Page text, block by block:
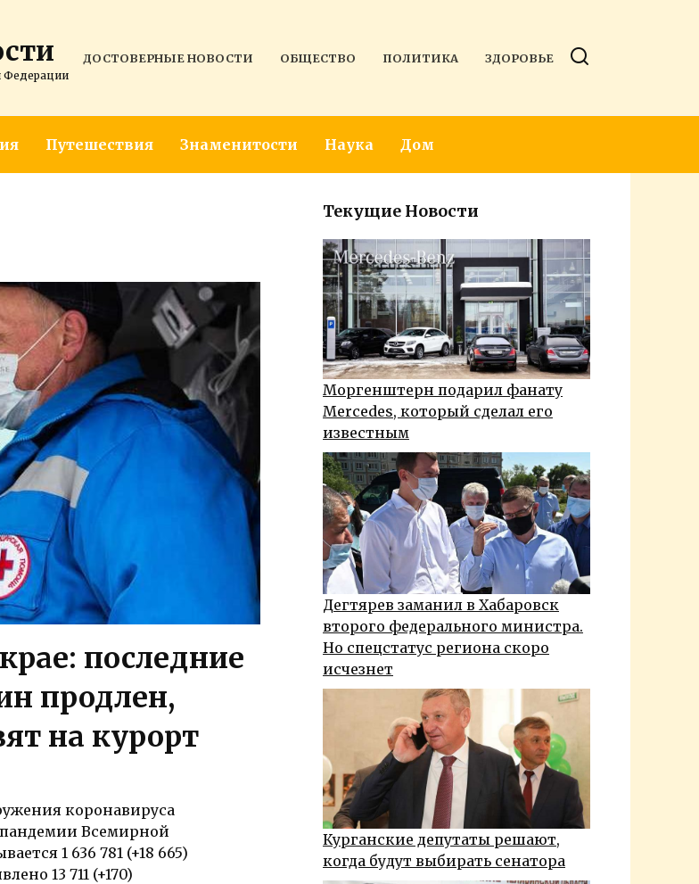
Федерации
ДОСТОВЕРНЫЕ НОВОСТИ ОБЩЕСТВО ПОЛИТИКА ЗДОРОВЬЕ
Путешествия Знаменитости Наука Дом
последние
продлен,
на курорт
коронавируса
пандемии Всемирной
1 636 781 (+18 665)
13 711 (+170)
Текущие Новости
Моргенштерн подарил фанату
Mercedes, который сделал его
известным
Дегтярев заманил в Хабаровск
второго федерального министра.
Но спецстатус региона скоро
исчезнет
Курганские депутаты решают,
когда будут выбирать сенатора